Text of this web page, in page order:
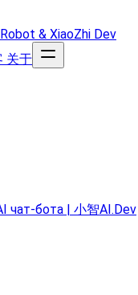
& XiaoZhi Dev
关于
чат-бота | 小智AI.Dev